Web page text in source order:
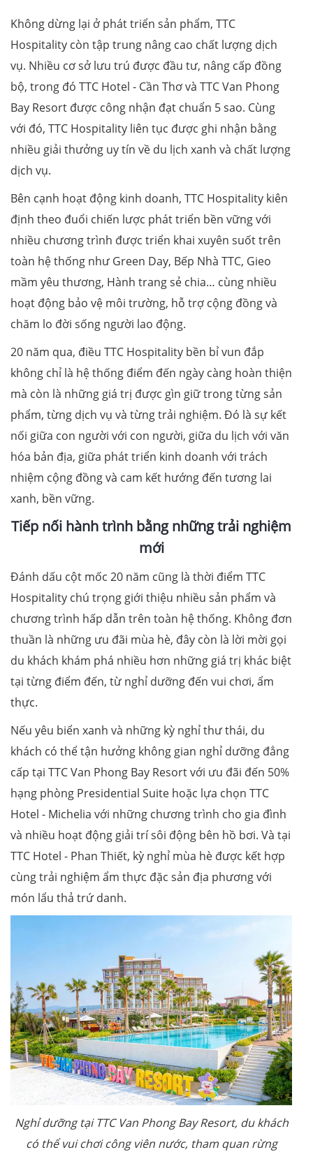
Không dừng lại ở phát triển sản phẩm, TTC
Hospitality còn tập trung nâng cao chất lượng dịch
vụ. Nhiều cơ sở lưu trú được đầu tư, nâng cấp đồng
bộ, trong đó TTC Hotel - Cần Thơ và TTC Van Phong
Bay Resort được công nhận đạt chuẩn 5 sao. Cùng
với đó, TTC Hospitality liên tục được ghi nhận bằng
nhiều giải thưởng uy tín về du lịch xanh và chất lượng
dịch vụ.
Bên cạnh hoạt động kinh doanh, TTC Hospitality kiên
định theo đuổi chiến lược phát triển bền vững với
nhiều chương trình được triển khai xuyên suốt trên
toàn hệ thống như Green Day, Bếp Nhà TTC, Gieo
mầm yêu thương, Hành trang sẻ chia… cùng nhiều
hoạt động bảo vệ môi trường, hỗ trợ cộng đồng và
chăm lo đời sống người lao động.
20 năm qua, điều TTC Hospitality bền bỉ vun đắp
không chỉ là hệ thống điểm đến ngày càng hoàn thiện
mà còn là những giá trị được gìn giữ trong từng sản
phẩm, từng dịch vụ và từng trải nghiệm. Đó là sự kết
nối giữa con người với con người, giữa du lịch với văn
hóa bản địa, giữa phát triển kinh doanh với trách
nhiệm cộng đồng và cam kết hướng đến tương lai
xanh, bền vững.
Tiếp nối hành trình bằng những trải nghiệm
mới
Đánh dấu cột mốc 20 năm cũng là thời điểm TTC
Hospitality chú trọng giới thiệu nhiều sản phẩm và
chương trình hấp dẫn trên toàn hệ thống. Không đơn
thuần là những ưu đãi mùa hè, đây còn là lời mời gọi
du khách khám phá nhiều hơn những giá trị khác biệt
tại từng điểm đến, từ nghỉ dưỡng đến vui chơi, ẩm
thực.
Nếu yêu biển xanh và những kỳ nghỉ thư thái, du
khách có thể tận hưởng không gian nghỉ dưỡng đẳng
cấp tại TTC Van Phong Bay Resort với ưu đãi đến 50%
hạng phòng Presidential Suite hoặc lựa chọn TTC
Hotel - Michelia với những chương trình cho gia đình
và nhiều hoạt động giải trí sôi động bên hồ bơi. Và tại
TTC Hotel - Phan Thiết, kỳ nghỉ mùa hè được kết hợp
cùng trải nghiệm ẩm thực đặc sản địa phương với
món lẩu thả trứ danh.
Nghỉ dưỡng tại TTC Van Phong Bay Resort, du khách
có thể vui chơi công viên nước, tham quan rừng